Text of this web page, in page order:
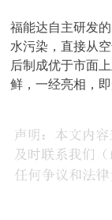
福能达自主研发
水污染，直接从
后制成优于市面
鲜，一经亮相，